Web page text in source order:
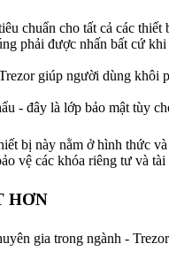
chuẩn cho tất cả các thiết
phải được nhấn bất cứ
giúp người dùng khôi
- đây là lớp bảo mật tùy
bị này nằm ở hình thức
vệ các khóa riêng tư và
HƠN
gia trong ngành -